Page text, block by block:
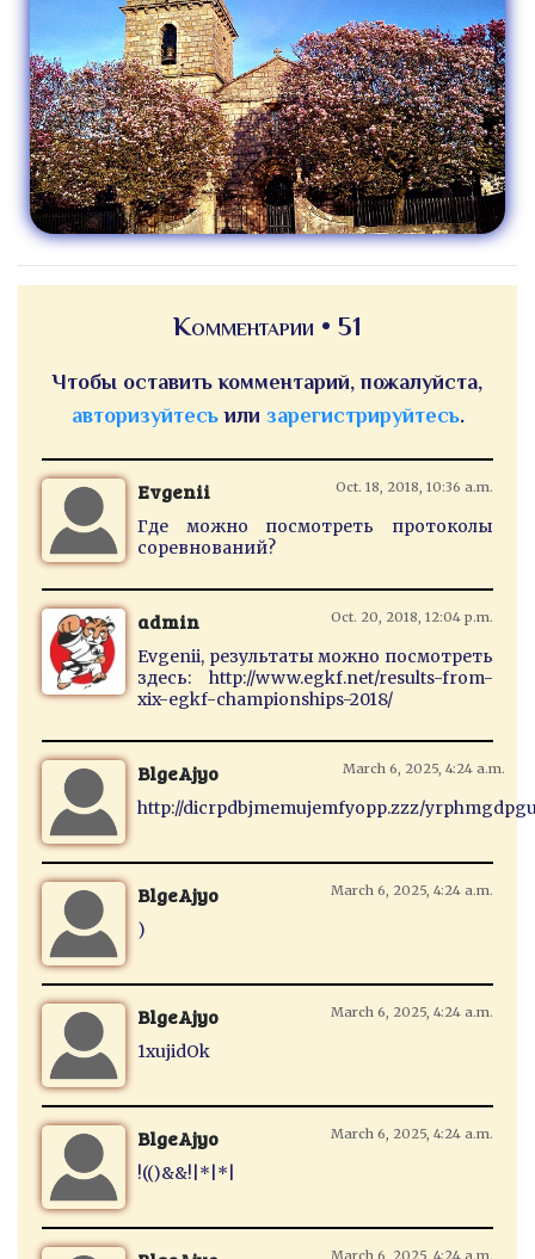
Комментарии • 51
Чтобы оставить комментарий, пожалуйста,
авторизуйтесьили зарегистрируйтесь.
Evgenii Oct. 18, 2018, 10:36 a.m.
Где можно посмотреть протоколы
соревнований?
admin Oct. 20, 2018, 12:04 p.m.
Evgenii, результаты можно посмотреть
здесь: http://www.egkf.net/results-from-
xix-egkf-championships-2018/
BlgeAjyo March 6, 2025, 4:24 a.m.
http://dicrpdbjmemujemfyopp.zzz/
BlgeAjyo March 6, 2025, 4:24 a.m.
)
BlgeAjyo March 6, 2025, 4:24 a.m.
1xujidOk
BlgeAjyo March 6, 2025, 4:24 a.m.
!(()&&!|*|*|